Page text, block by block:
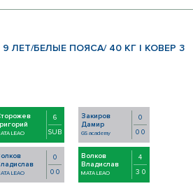
ЛЕТ/БЕЛЫЕ ПОЯСА/ 40 КГ | КОВЕР 3
LEAO
6
SUB
LEAO
0
0 0
Закиров
Дамир
GS academy
0
0 0
Волков
Владислав
MATA LEAO
4
3 0